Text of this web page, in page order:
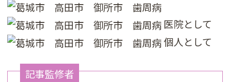
医院として
個人として
記事監修者